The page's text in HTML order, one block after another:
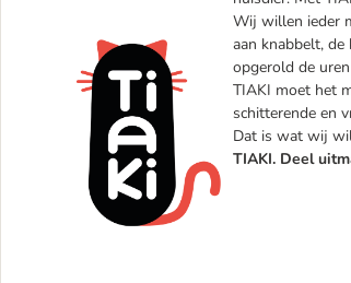
Wij willen ieder
aan knabbelt,
opgerold de
TIAKI moet het
schitterende en
Dat is wat wij
TIAKI. Deel